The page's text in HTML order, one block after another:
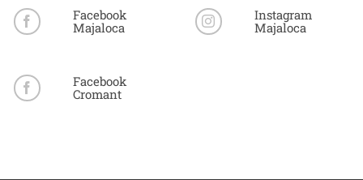
Facebook
Majaloca
Instagram
Majaloca
Facebook
Cromant